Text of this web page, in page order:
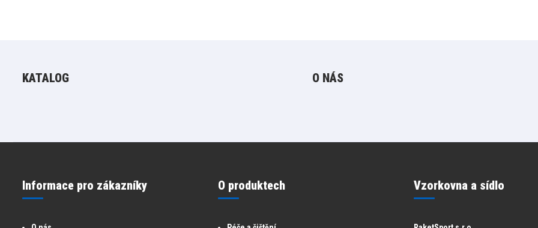
KATALOG O NÁS
Informace pro zákazníky O produktech Vzorkovna a sídlo